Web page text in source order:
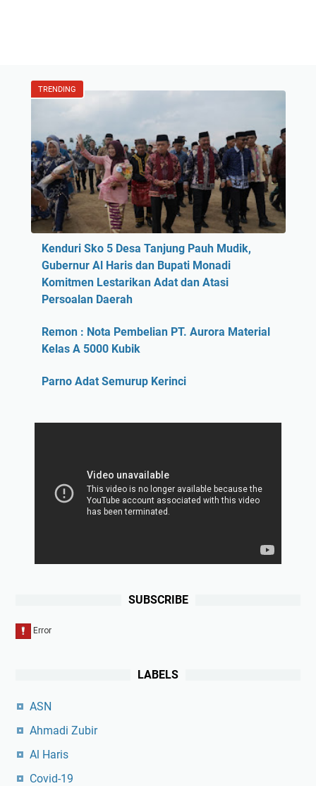
TRENDING
Kenduri Sko 5 Desa Tanjung Pauh Mudik,
Gubernur Al Haris dan Bupati Monadi
Komitmen Lestarikan Adat dan Atasi
Persoalan Daerah
Remon : Nota Pembelian PT. Aurora Material
Kelas A 5000 Kubik
Parno Adat Semurup Kerinci
SUBSCRIBE
LABELS
ASN
Ahmadi Zubir
Al Haris
Covid-19